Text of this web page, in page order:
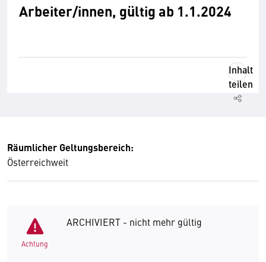
Arbeiter/innen, gültig ab 1.1.2024
Inhalt
teilen
Räumlicher Geltungsbereich:
Österreichweit
Achtung
ARCHIVIERT - nicht mehr gültig